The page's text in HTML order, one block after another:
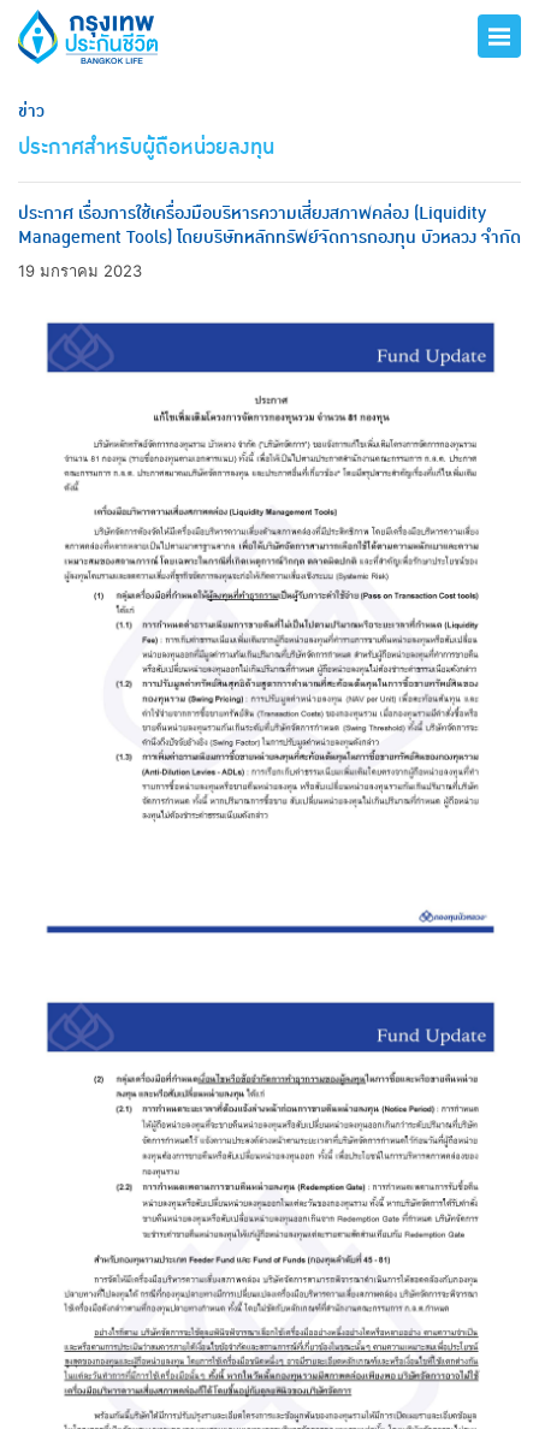
ข่าว
ประกาศสำหรับผู้ถือหน่วยลงทุน
ประกาศ เรื่องการใช้เครื่องมือบริหารความเสี่ยงสภาพคล่อง (Liquidity
Management Tools) โดยบริษัทหลักทรัพย์จัดการกองทุน บัวหลวง จำกัด
19 มกราคม 2023